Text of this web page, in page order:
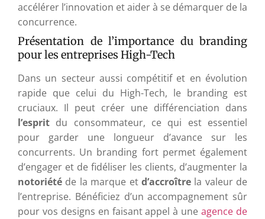
accélérer l’innovation et aider à se démarquer de la
concurrence.
Présentation de l’importance du branding
pour les entreprises High-Tech
Dans un secteur aussi compétitif et en évolution
rapide que celui du High-Tech, le branding est
cruciaux. Il peut créer une différenciation dans
l’esprit du consommateur, ce qui est essentiel
pour garder une longueur d’avance sur les
concurrents. Un branding fort permet également
d’engager et de fidéliser les clients, d’augmenter la
notoriété de la marque et d’accroître la valeur de
l’entreprise. Bénéficiez d’un accompagnement sûr
pour vos designs en faisant appel à uneagence de